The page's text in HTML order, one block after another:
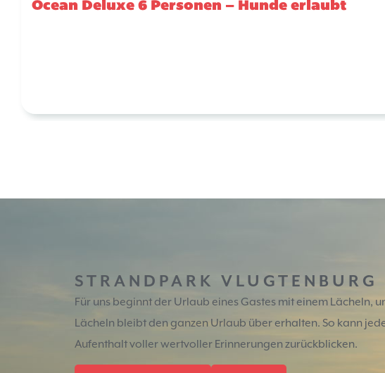
Ocean Deluxe 6 Personen – Hunde erlaubt
STRANDPARK VLUGTENBURG
Für uns beginnt der Urlaub eines Gastes mit einem Lächeln,
Lächeln bleibt den ganzen Urlaub über erhalten. So kann
Aufenthalt voller wertvoller Erinnerungen zurückblicken.